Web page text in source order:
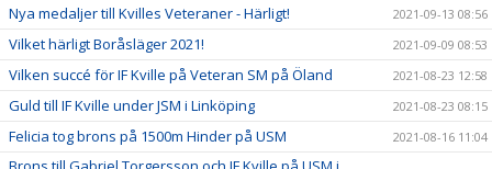
Nya medaljer till Kvilles Veteraner - Härligt! 2021-09-13 08:56
Vilket härligt Boråsläger 2021! 2021-09-09 08:53
Vilken succé för IF Kville på Veteran SM på Öland 2021-08-23 12:58
Guld till IF Kville under JSM i Linköping 2021-08-23 08:15
Felicia tog brons på 1500m Hinder på USM 2021-08-16 11:04